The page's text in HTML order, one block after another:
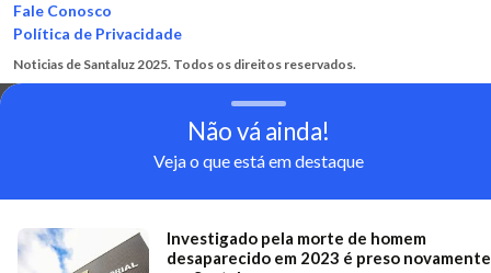
Fale Conosco
Política de Privacidade
Noticias de Santaluz 2025. Todos os direitos reservados.
Não vá ainda!
Veja o que está em destaque
Investigado pela morte de homem
desaparecido em 2023 é preso novamente